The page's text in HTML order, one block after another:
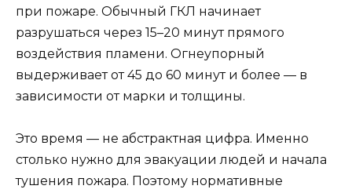
при пожаре. Обычный ГКЛ начинает
разрушаться через 15–20 минут прямого
воздействия пламени. Огнеупорный
выдерживает от 45 до 60 минут и более — в
зависимости от марки и толщины.
Это время — не абстрактная цифра. Именно
столько нужно для эвакуации людей и начала
тушения пожара. Поэтому нормативные